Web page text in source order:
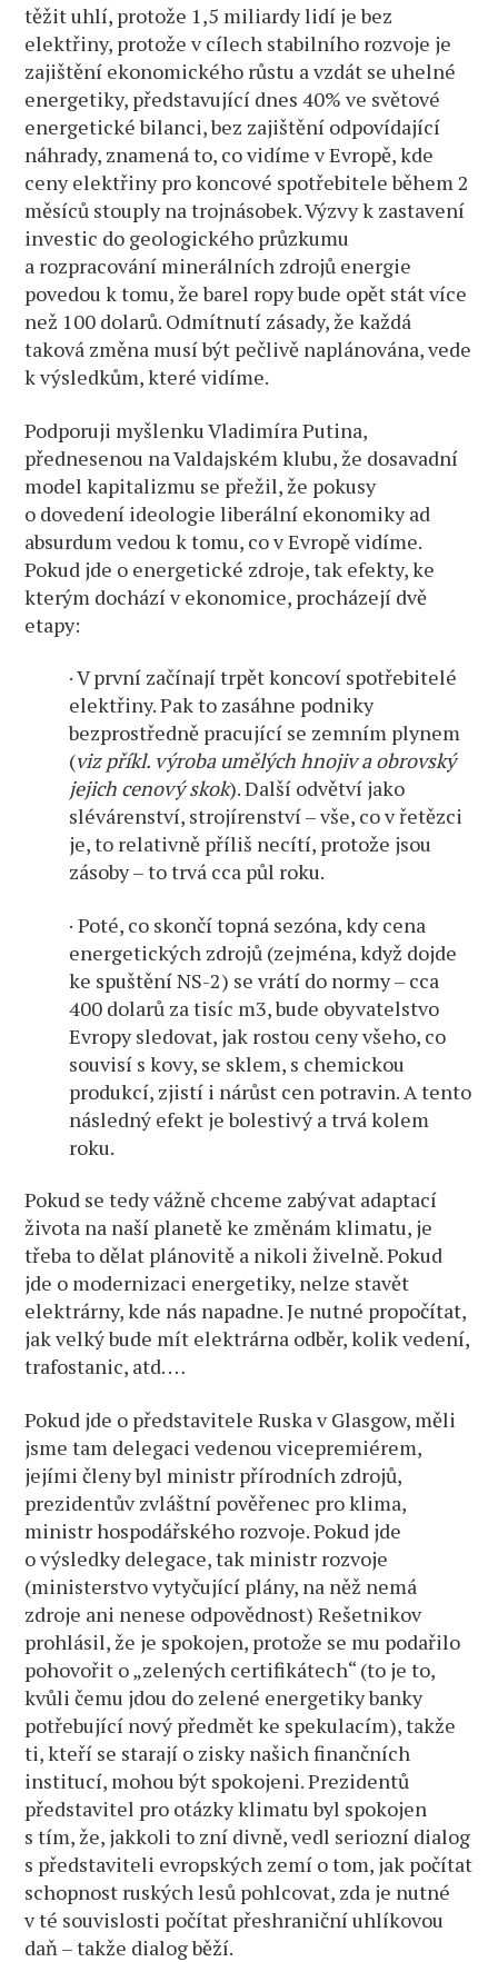
těžit uhlí, protože 1,5 miliardy lidí je bez
elektřiny, protože v cílech stabilního rozvoje je
zajištění ekonomického růstu a vzdát se uhelné
energetiky, představující dnes 40% ve světové
energetické bilanci, bez zajištění odpovídající
náhrady, znamená to, co vidíme v Evropě, kde
ceny elektřiny pro koncové spotřebitele během 2
měsíců stouply na trojnásobek. Výzvy k zastavení
investic do geologického průzkumu
a rozpracování minerálních zdrojů energie
povedou k tomu, že barel ropy bude opět stát více
než 100 dolarů. Odmítnutí zásady, že každá
taková změna musí být pečlivě naplánována, vede
k výsledkům, které vidíme.
Podporuji myšlenku Vladimíra Putina,
přednesenou na Valdajském klubu, že dosavadní
model kapitalizmu se přežil, že pokusy
o dovedení ideologie liberální ekonomiky ad
absurdum vedou k tomu, co v Evropě vidíme.
Pokud jde o energetické zdroje, tak efekty, ke
kterým dochází v ekonomice, procházejí dvě
etapy:
· V první začínají trpět koncoví spotřebitelé
elektřiny. Pak to zasáhne podniky
bezprostředně pracující se zemním plynem
(viz příkl. výroba umělých hnojiv a obrovský
jejich cenový skok). Další odvětví jako
slévárenství, strojírenství – vše, co v řetězci
je, to relativně příliš necítí, protože jsou
zásoby – to trvá cca půl roku.
· Poté, co skončí topná sezóna, kdy cena
energetických zdrojů (zejména, když dojde
ke spuštění NS-2) se vrátí do normy – cca
400 dolarů za tisíc m3, bude obyvatelstvo
Evropy sledovat, jak rostou ceny všeho, co
souvisí s kovy, se sklem, s chemickou
produkcí, zjistí i nárůst cen potravin. A tento
následný efekt je bolestivý a trvá kolem
roku.
Pokud se tedy vážně chceme zabývat adaptací
života na naší planetě ke změnám klimatu, je
třeba to dělat plánovitě a nikoli živelně. Pokud
jde o modernizaci energetiky, nelze stavět
elektrárny, kde nás napadne. Je nutné propočítat,
jak velký bude mít elektrárna odběr, kolik vedení,
trafostanic, atd. …
Pokud jde o představitele Ruska v Glasgow, měli
jsme tam delegaci vedenou vicepremiérem,
jejími členy byl ministr přírodních zdrojů,
prezidentův zvláštní pověřenec pro klima,
ministr hospodářského rozvoje. Pokud jde
o výsledky delegace, tak ministr rozvoje
(ministerstvo vytyčující plány, na něž nemá
zdroje ani nenese odpovědnost) Rešetnikov
prohlásil, že je spokojen, protože se mu podařilo
pohovořit o „zelených certifikátech“ (to je to,
kvůli čemu jdou do zelené energetiky banky
potřebující nový předmět ke spekulacím), takže
ti, kteří se starají o zisky našich finančních
institucí, mohou být spokojeni. Prezidentů
představitel pro otázky klimatu byl spokojen
s tím, že, jakkoli to zní divně, vedl seriozní dialog
s představiteli evropských zemí o tom, jak počítat
schopnost ruských lesů pohlcovat, zda je nutné
v té souvislosti počítat přeshraniční uhlíkovou
daň – takže dialog běží.